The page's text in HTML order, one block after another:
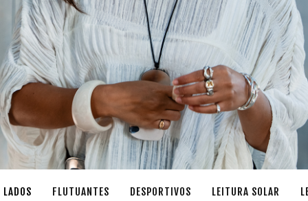
FLUTUANTES DESPORTIVOS LEITURA SOLAR